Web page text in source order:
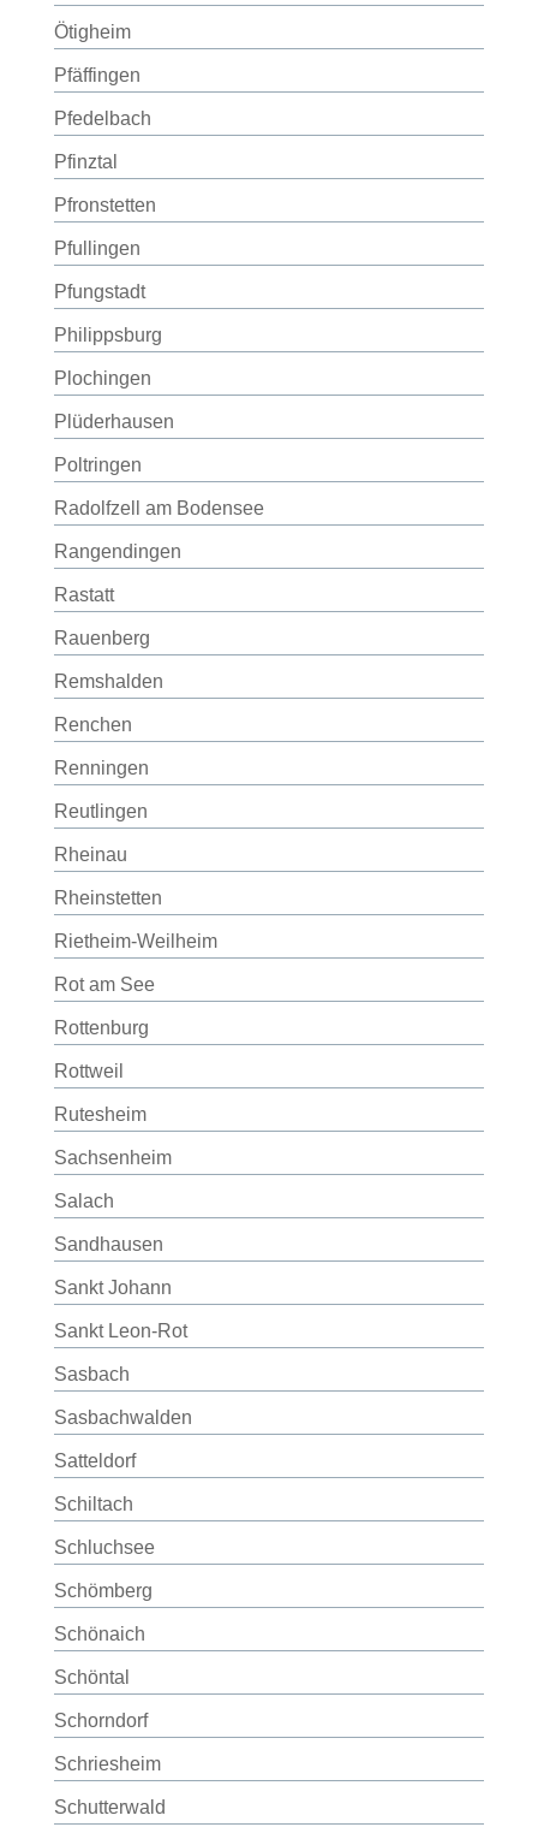
Ötigheim
Pfäffingen
Pfedelbach
Pfinztal
Pfronstetten
Pfullingen
Pfungstadt
Philippsburg
Plochingen
Plüderhausen
Poltringen
Radolfzell am Bodensee
Rangendingen
Rastatt
Rauenberg
Remshalden
Renchen
Renningen
Reutlingen
Rheinau
Rheinstetten
Rietheim-Weilheim
Rot am See
Rottenburg
Rottweil
Rutesheim
Sachsenheim
Salach
Sandhausen
Sankt Johann
Sankt Leon-Rot
Sasbach
Sasbachwalden
Satteldorf
Schiltach
Schluchsee
Schömberg
Schönaich
Schöntal
Schorndorf
Schriesheim
Schutterwald